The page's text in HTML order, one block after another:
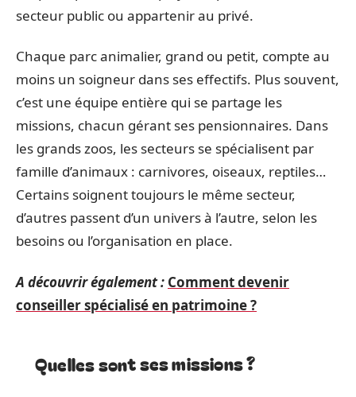
secteur public ou appartenir au privé.
Chaque parc animalier, grand ou petit, compte au
moins un soigneur dans ses effectifs. Plus souvent,
c’est une équipe entière qui se partage les
missions, chacun gérant ses pensionnaires. Dans
les grands zoos, les secteurs se spécialisent par
famille d’animaux : carnivores, oiseaux, reptiles…
Certains soignent toujours le même secteur,
d’autres passent d’un univers à l’autre, selon les
besoins ou l’organisation en place.
A découvrir également : Comment devenir
conseiller spécialisé en patrimoine ?
Quelles sont ses missions ?